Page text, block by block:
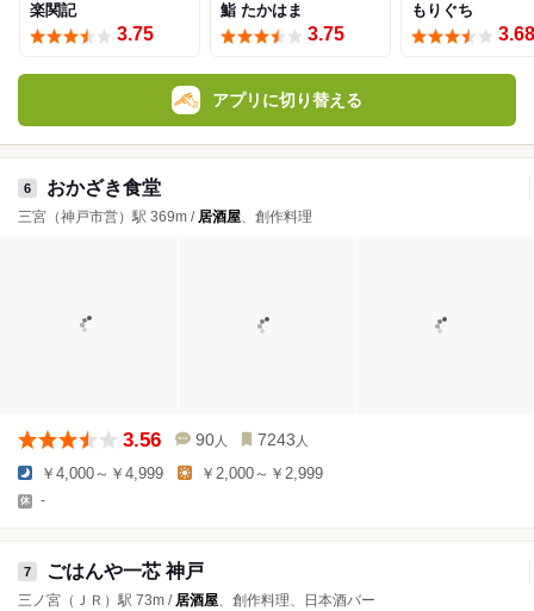
楽関記
3.75
鮨 たかはま
3.75
もりぐち
3.68
アプリに切り替える
6 おかざき食堂
三宮（神戸市営）駅 369m / 居酒屋、創作料理
3.56 90 人 7243 人
￥4,000～￥4,999 ￥2,000～￥2,999
-
7 ごはんや一芯 神戸
三ノ宮（ＪＲ）駅 73m / 居酒屋、創作料理、日本酒バー